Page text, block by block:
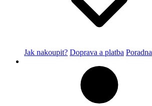
Jak nakoupit? Doprava a platba Poradna